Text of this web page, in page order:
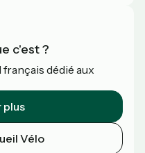
c'est ?
français dédié aux
plus
Vélo